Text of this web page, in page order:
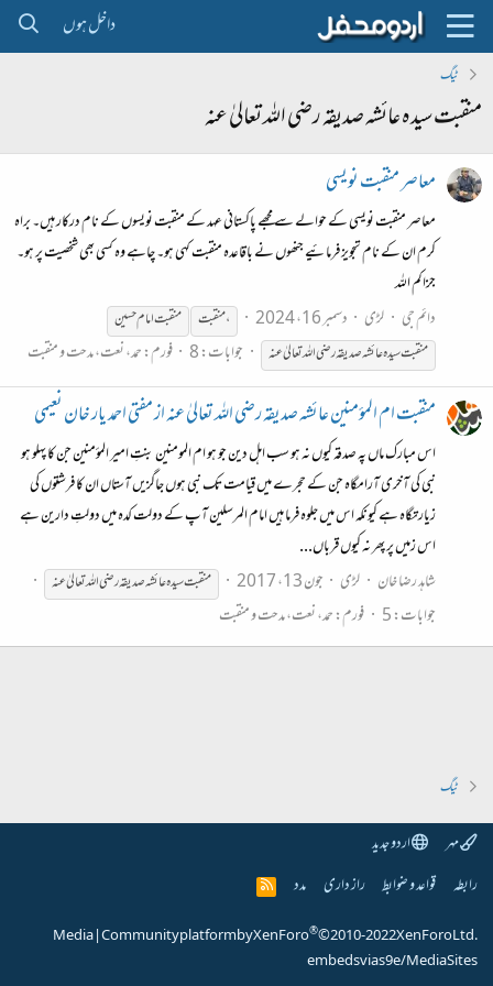
داخل ہوں
ٹیگ
منقبت سیدہ عائشہ صدیقہ رضی اللہ تعالیٰ عنہ
معاصر منقبت نویسی
معاصر منقبت نویسی کے حوالے سے مجھے پاکستانی عہد کے منقبت نویسوں کے نام درکار ہیں۔ براہ
کرم ان کے نام تجویز فرمائیے جنھوں نے باقاعدہ منقبت کہی ہو۔ چاہے وہ کسی بھی شخصیت پر ہو۔
جزاکم اللہ
دائم جی
لڑی دسمبر 16، 2024 ،منقبت منقبتامام حسین
منقبتسیدہعائشہصدیقہرضیاللہتعالیٰعنہ جوابات: 8 فورم:حمد، نعت، مدحت و منقبت
منقبت ام المؤمنین عائشہ صدیقہ رضی اللہ تعالیٰ عنہ از مفتی احمد یار خان نعیمی
اس مبارک ماں پہ صدقہ کیوں نہ ہو سب اہل دین جو ہو ام المومنین بنتِ امیر المؤمنین جن کا پہلو ہو
نبی کی آخری آرامگاہ جن کے حجرے میں قیامت تک نبی ہوں جاگزیں آستاں ان کا فرشتوں کی
زیارتگاہ ہے کیونکہ اس میں جلوہ فرما ہیں امام المرسلین آپ کے دولت کدہ میں دولتِ دارین ہے
اس زمیں پر پھر نہ کیوں قرباں...
شاہد رضا خان
لڑی جون 13، 2017 منقبتسیدہعائشہصدیقہرضیاللہتعالیٰعنہ
جوابات: 5 فورم:حمد، نعت، مدحت و منقبت
ٹیگ
مہر
اردو جدید
رابطہ قواعد و ضوابط راز داری مدد
R
S
Community platform by XenForo®© 2010-2022 XenForo Ltd.
|
Media
embeds via s9e/MediaSites